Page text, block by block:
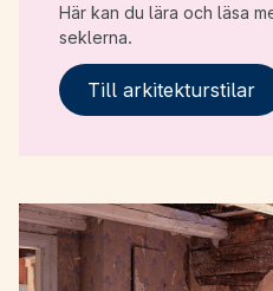
Här kan du lära och läsa
seklerna.
Till arkitekturstilar